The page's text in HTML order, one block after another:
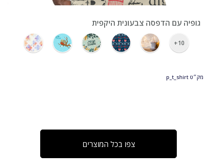
גופיה עם הדפסה צבעונית היקפית
10+
מק״טp_t_shirt
צפו בכל המוצרים